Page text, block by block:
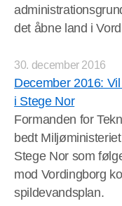
det åbne land i
30. december 2016
December 2016:
i Stege Nor
Formanden for
bedt
Stege Nor som
mod Vordingborg
spildevandsplan.